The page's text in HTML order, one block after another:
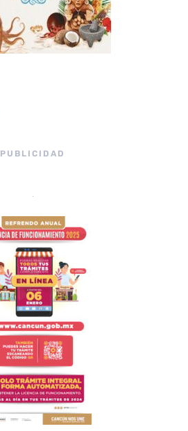
PUBLICIDAD